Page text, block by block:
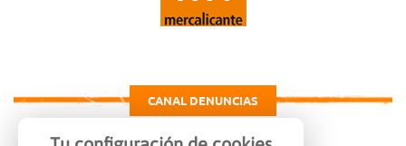
CANAL DENUNCIAS